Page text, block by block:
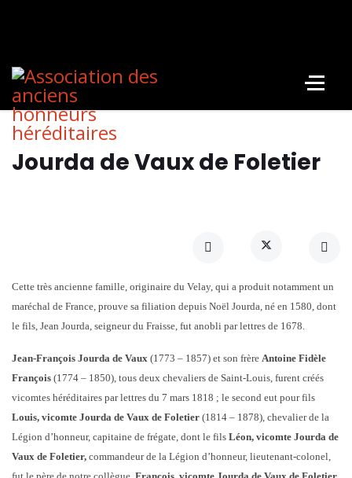
Jourda de Vaux de Foletier
Cette très ancienne famille, originaire du Velay, qui a produit notamment un
maréchal de France, prouve sa filiation depuis Noël Jourda, né en 1580, dont
le fils, Jean Jourda, seigneur du Fraisse, fut anobli par lettres de 1678.
Jean-François Jourda de Vaux (1773 – 1857) et son frère Antoine Fidèle
François (1774 – 1850), tous deux chevaliers de Saint-Louis, furent créés
vicomtes héréditaires par lettres du 7 mars 1818 ; le second eut pour fils
Louis, vicomte Jourda de Vaux de Foletier (1814 – 1878), chevalier de la
Légion d’honneur, capitaine de frégate, dont le fils Léon, vicomte Jourda de
Vaux de Foletier, commandeur de la Légion d’honneur, lieutenant-colonel,